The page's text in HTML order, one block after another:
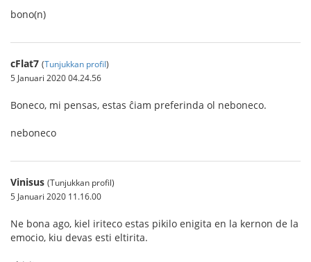
bono(n)
cFlat7 (Tunjukkan profil)
5 Januari 2020 04.24.56
Boneco, mi pensas, estas ĉiam preferinda ol neboneco.
neboneco
Vinisus (Tunjukkan profil)
5 Januari 2020 11.16.00
Ne bona ago, kiel iriteco estas pikilo enigita en la kernon de la
emocio, kiu devas esti eltirita.